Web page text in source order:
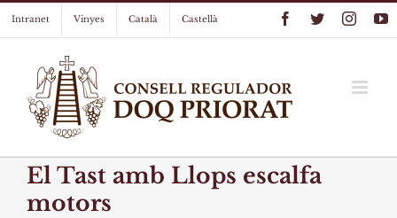
Intranet Vinyes Català Castellà Facebook
Twitter
El Tast amb Llops escalfa
motors